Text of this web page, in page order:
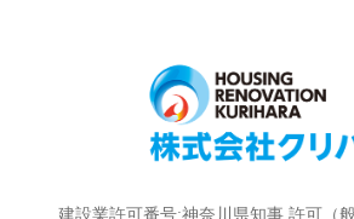
建設業許可番号:神奈川県知事 許可（